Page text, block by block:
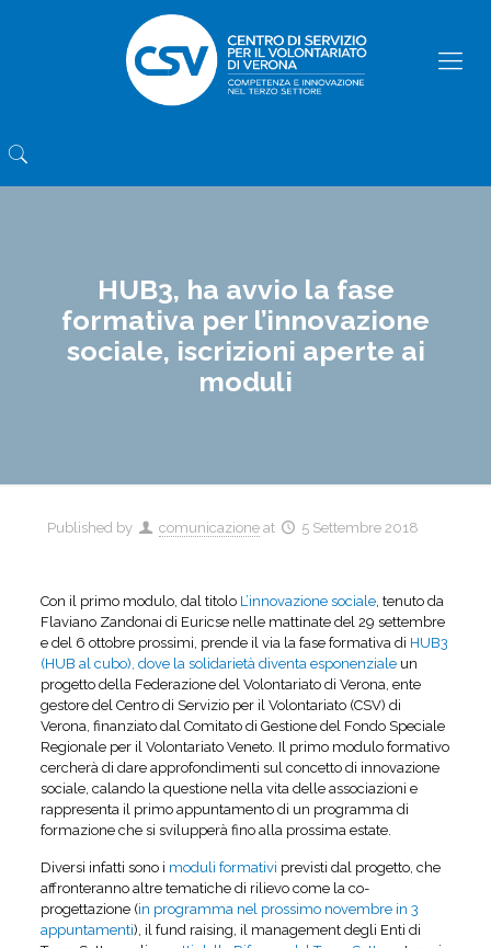
HUB3, ha avvio la fase
formativa per l’innovazione
sociale, iscrizioni aperte ai
moduli
Published by comunicazione at 5 Settembre 2018
Con il primo modulo, dal titolo L’innovazione sociale, tenuto da
Flaviano Zandonai di Euricse nelle mattinate del 29 settembre
e del 6 ottobre prossimi, prende il via la fase formativa di HUB3
(HUB al cubo), dove la solidarietà diventa esponenzialeun
progetto della Federazione del Volontariato di Verona, ente
gestore del Centro di Servizio per il Volontariato (CSV) di
Verona, finanziato dal Comitato di Gestione del Fondo Speciale
Regionale per il Volontariato Veneto. Il primo modulo formativo
cercherà di dare approfondimenti sul concetto di innovazione
sociale, calando la questione nella vita delle associazioni e
rappresenta il primo appuntamento di un programma di
formazione che si svilupperà fino alla prossima estate.
Diversi infatti sono i moduli formativi previsti dal progetto, che
affronteranno altre tematiche di rilievo come la co-
progettazione (in programma nel prossimo novembre in 3
appuntamenti), il fund raising, il management degli Enti di